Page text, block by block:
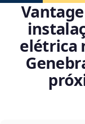
elétrica